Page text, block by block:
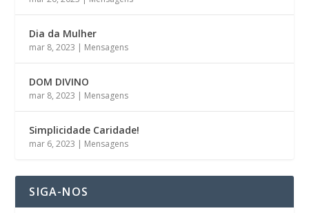
Dia da Mulher
mar 8, 2023 | Mensagens
DOM DIVINO
mar 8, 2023 | Mensagens
Simplicidade Caridade!
mar 6, 2023 | Mensagens
SIGA-NOS